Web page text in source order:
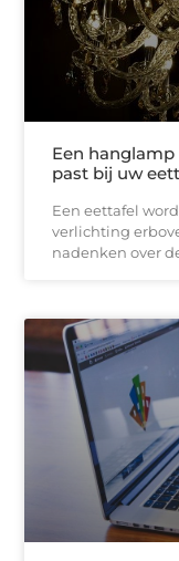
Een
past bij uw
Een eettafel
verlichting
nadenken over